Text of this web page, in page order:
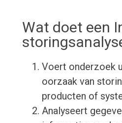
Wat doet een
Voert onderzoek
oorzaak van
producten of
Analyseert